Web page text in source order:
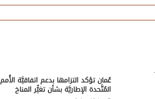
عُمان تؤكد التزامها بدعم اتفاقيَّة الأُمم
المُتَّحدة الإطاريَّة بشأن تغيُّر المناخ